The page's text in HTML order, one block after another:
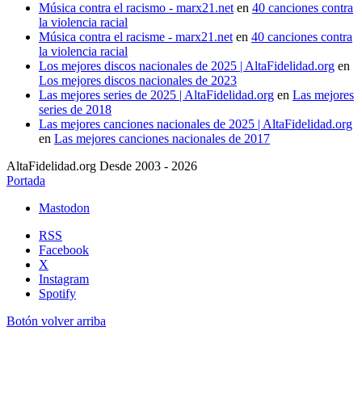
Música contra el racismo - marx21.neten 40 canciones contra
la violencia racial
Música contra el racisme - marx21.neten 40 canciones contra
la violencia racial
Los mejores discos nacionales de 2025 | AltaFidelidad.org en
Los mejores discos nacionales de 2023
Las mejores series de 2025 | AltaFidelidad.org en Las mejores
series de 2018
Las mejores canciones nacionales de 2025 | AltaFidelidad.org
en Las mejores canciones nacionales de 2017
AltaFidelidad.org Desde 2003 - 2026
Portada
Mastodon
RSS
Facebook
X
Instagram
Spotify
Botón volver arriba